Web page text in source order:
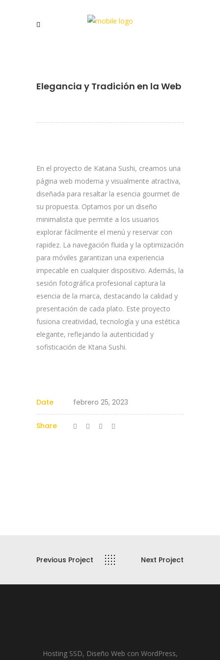
Elegancia y Tradición en la Web
En el proyecto de Katana Sushi, creamos una
página web moderna y visualmente atractiva,
diseñada para resaltar la esencia gourmet de
su propuesta. Optamos por un diseño
minimalista que permite a los usuarios
explorar fácilmente el menú y reservar con
rapidez. La navegación fluida y la optimización
para móviles garantizan una experiencia
impecable en cualquier dispositivo. Además, la
sesión fotográfica profesional captura la
esencia de la marca, destacando la calidad y
presentación de cada plato. Este proyecto
fusiona creatividad, tecnología y una estética
elegante, reflejando la autenticidad y
sofisticación de Ktana Sushi.
Date febrero 25, 2023
Share
Previous Project Next Project
Hosting SSD, Diseño Web con WordPress,